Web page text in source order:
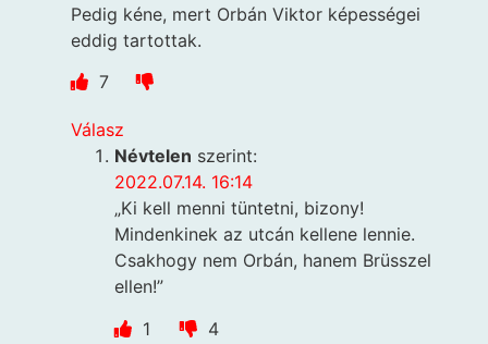
Pedig kéne, mert Orbán Viktor képességei
eddig tartottak.
7
Válasz
Névtelen szerint:
2022.07.14. 16:14
„Ki kell menni tüntetni, bizony!
Mindenkinek az utcán kellene lennie.
Csakhogy nem Orbán, hanem Brüsszel
ellen!”
1
4